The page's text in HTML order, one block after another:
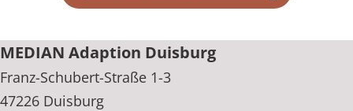
11:00 bis 22:00 Uhr
MEDIAN Adaption Duisburg
Franz-Schubert-Straße 1-3
47226 Duisburg